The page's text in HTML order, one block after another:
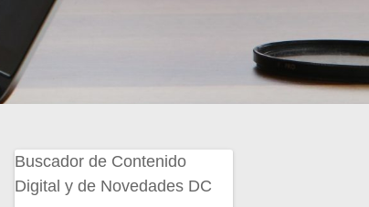
Buscador de Contenido
Digital y de Novedades DC